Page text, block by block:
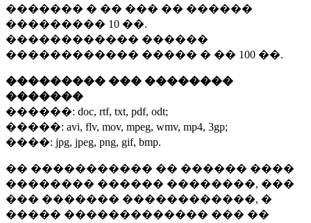
������� � �� ��� �� ������
��������� 10 ��.
������������ ������
������������ ����� � �� 100 ��.
��������� ��� ��������
�������
������: doc, rtf, txt, pdf, odt;
�����: avi, flv, mov, mpeg, wmv, mp4, 3gp;
����: jpg, jpeg, png, gif, bmp.
�� ����������� �� ������ ����
�������� ������ ��������, ���
��� ������� ������������, �
����� ������������� ��� ��